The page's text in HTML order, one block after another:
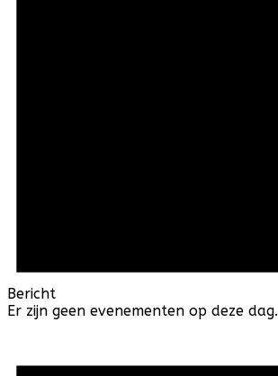
Bericht
Er zijn geen evenementen op deze dag.